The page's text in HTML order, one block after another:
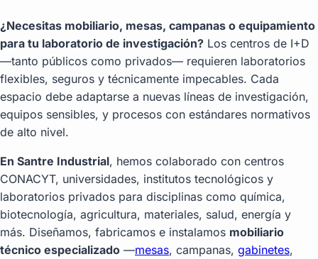
¿Necesitas mobiliario, mesas, campanas o equipamiento
para tu laboratorio de investigación? Los centros de I+D
—tanto públicos como privados— requieren laboratorios
flexibles, seguros y técnicamente impecables. Cada
espacio debe adaptarse a nuevas líneas de investigación,
equipos sensibles, y procesos con estándares normativos
de alto nivel.
En Santre Industrial, hemos colaborado con centros
CONACYT, universidades, institutos tecnológicos y
laboratorios privados para disciplinas como química,
biotecnología, agricultura, materiales, salud, energía y
más. Diseñamos, fabricamos e instalamos mobiliario
técnico especializado —mesas, campanas, gabinetes,